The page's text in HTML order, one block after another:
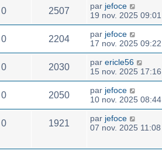
0 2507 par jefoce
19 nov. 2025 09:01
0 2204 par jefoce
17 nov. 2025 09:22
0 2030 par ericle56
15 nov. 2025 17:16
0 2050 par jefoce
10 nov. 2025 08:44
0 1921 par jefoce
07 nov. 2025 11:08